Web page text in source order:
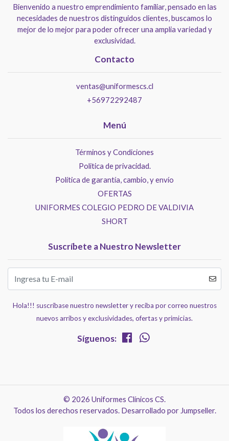
Bienvenido a nuestro emprendimiento familiar, pensado en las
necesidades de nuestros distinguidos clientes, buscamos lo
mejor de lo mejor para poder ofrecer una amplia variedad y
exclusividad.
Contacto
ventas@uniformescs.cl
+56972292487
Menú
Términos y Condiciones
Politica de privacidad.
Política de garantía, cambio, y envío
OFERTAS
UNIFORMES COLEGIO PEDRO DE VALDIVIA
SHORT
Suscríbete a Nuestro Newsletter
Hola!!! suscríbase nuestro newsletter y reciba por correo nuestros
nuevos arribos y exclusividades, ofertas y primicias.
Síguenos:
© 2026 Uniformes Clínicos CS.
Todos los derechos reservados. Desarrollado por Jumpseller.